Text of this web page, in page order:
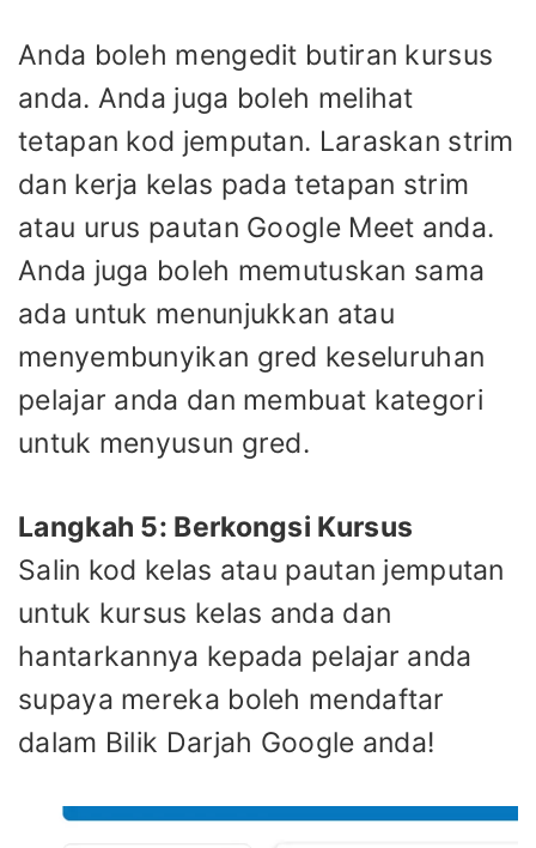
Anda boleh mengedit butiran kursus
anda. Anda juga boleh melihat
tetapan kod jemputan. Laraskan strim
dan kerja kelas pada tetapan strim
atau urus pautan Google Meet anda.
Anda juga boleh memutuskan sama
ada untuk menunjukkan atau
menyembunyikan gred keseluruhan
pelajar anda dan membuat kategori
untuk menyusun gred.
Langkah 5: Berkongsi Kursus
Salin kod kelas atau pautan jemputan
untuk kursus kelas anda dan
hantarkannya kepada pelajar anda
supaya mereka boleh mendaftar
dalam Bilik Darjah Google anda!